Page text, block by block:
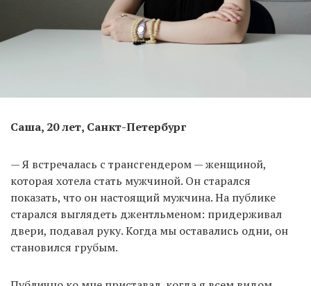
Саша, 20 лет, Санкт-Петербург
— Я встречалась с трансгендером — женщиной,
которая хотела стать мужчиной. Он старался
показать, что он настоящий мужчина. На публике
старался выглядеть джентльменом: придерживал
двери, подавал руку. Когда мы оставались одни, он
становился грубым.